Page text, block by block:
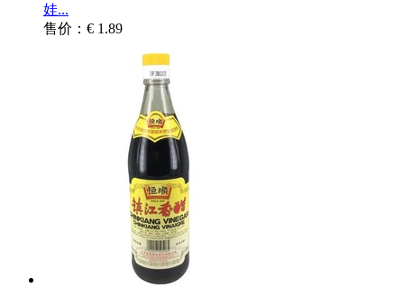
娃...
售价：€ 1.89